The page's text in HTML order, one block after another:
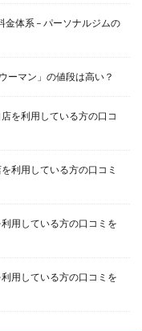
金体系 – パーソナルジムの
ーマン」の値段は高い？
を利用している方の口コ
利用している方の口コミ
用している方の口コミを
用している方の口コミを